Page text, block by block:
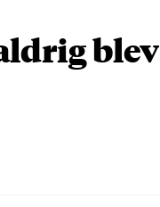
blev